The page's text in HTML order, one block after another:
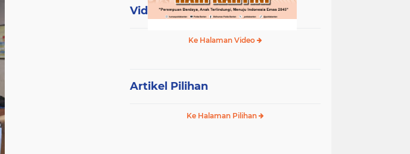
Video Terpopuler
Ke Halaman Video
Artikel Pilihan
Ke Halaman Pilihan